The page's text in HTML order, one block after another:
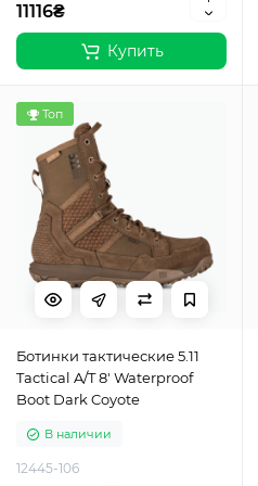
11116₴
Купить
Топ
Ботинки тактические 5.11
Tactical A/T 8' Waterproof
Boot Dark Coyote
В наличии
12445-106